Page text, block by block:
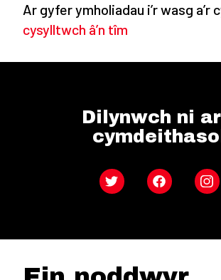
Ar gyfer ymholiadau i’r wasg a’r
cysylltwch â’n tîm
Dilynwch ni
cymdeithasol
Twitter Facebook